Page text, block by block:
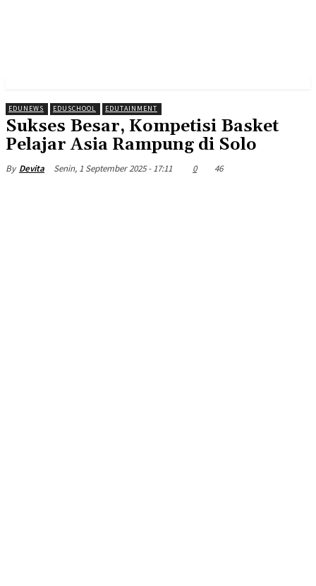
EDUNEWS EDUSCHOOL EDUTAINMENT
Sukses Besar, Kompetisi Basket
Pelajar Asia Rampung di Solo
By Devita Senin, 1 September 2025 - 17:11 0 46